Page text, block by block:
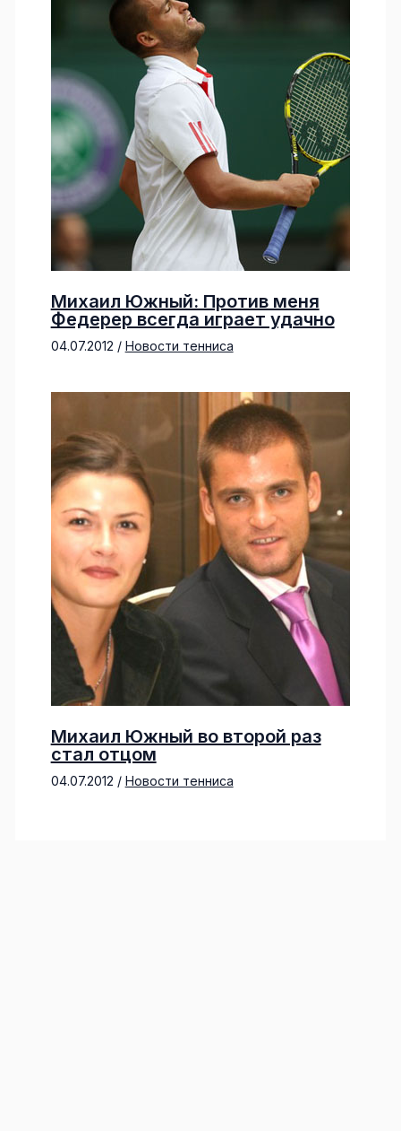
Михаил Южный: Против меня
Федерер всегда играет удачно
04.07.2012 / Новости тенниса
Михаил Южный во второй раз
стал отцом
04.07.2012 / Новости тенниса